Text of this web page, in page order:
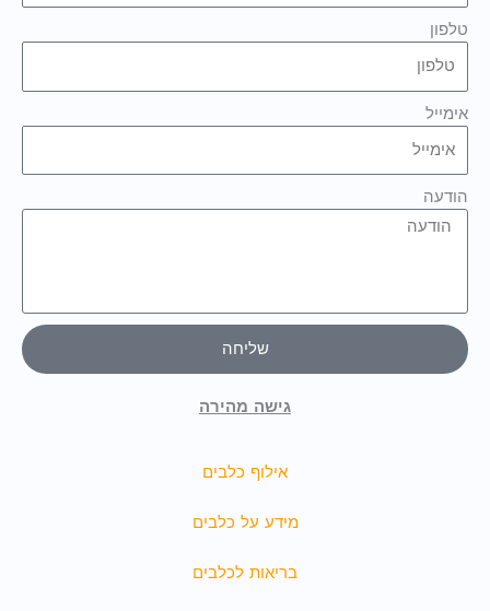
טלפון
אימייל
הודעה
שליחה
גישה מהירה
אילוף כלבים
מידע על כלבים
בריאות לכלבים